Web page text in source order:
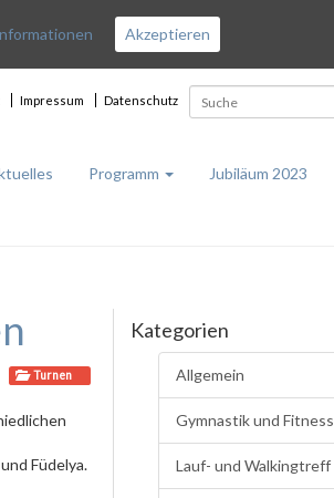
Impressum Datenschutz
Programm Jubiläum 2023
Turnen
Füdelya.
Kategorien
Allgemein
Gymnastik und Fitness
Lauf- und Walkingtreff
Akzeptieren